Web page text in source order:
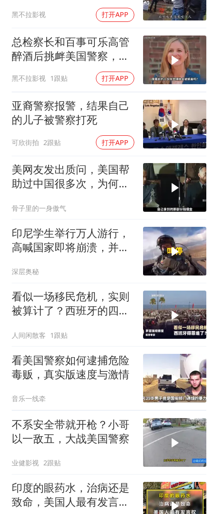
黑不拉影视 打开APP
总检察长和百事可乐高管
醉酒后挑衅美国警察，结
黑不拉影视 1跟贴 打开APP
亚裔警察报警，结果自己
的儿子被警察打死
可欣街拍 2跟贴 打开APP
美网友发出质问，美国帮
助过中国很多次，为何中
骨子里的一身傲气
印尼学生举行万人游行，
高喊国家即将崩溃，并指
深层奥秘
看似一场移民危机，实则
被算计了？西班牙的四个
人间闲散客 1跟贴
看美国警察如何逮捕危险
毒贩，真实版速度与激情
音乐一线牵
不系安全带就开枪？小哥
以一敌五，大战美国警察
业健影视 2跟贴
印度的眼药水，治病还是
致命，美国人最有发言